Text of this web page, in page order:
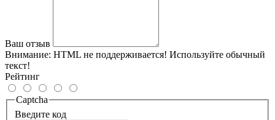
Ваш отзыв
Внимание: HTML не поддерживается! Используйте обычный
текст!
Рейтинг
Captcha
Введите код